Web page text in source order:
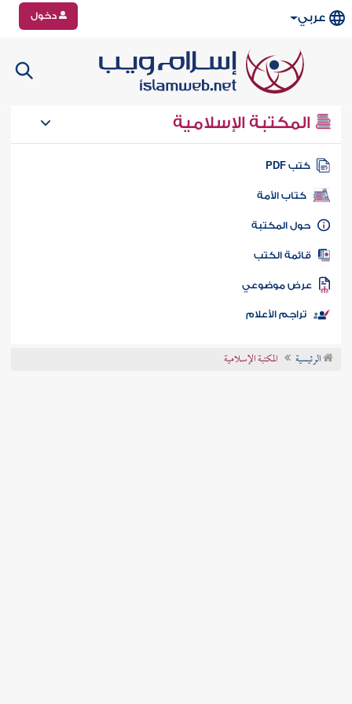
عربي دخول
المكتبة الإسلامية
كتب PDF
كتاب الأمة
المكتبة
الكتب
موضوعي
تراجم الأعلام
الرئيسية المكتبة الإسلامية